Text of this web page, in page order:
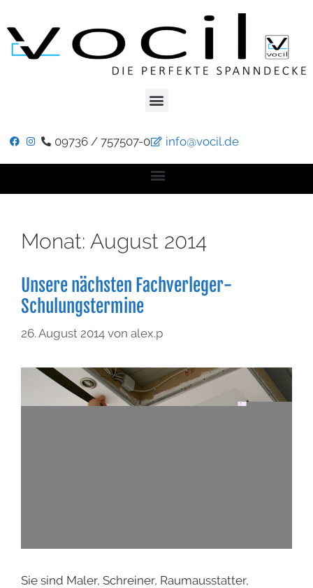
09736 / 757507-0 info@vocil.de
Monat: August 2014
Unsere nächsten Fachverleger-
Schulungstermine
26. August 2014 von alex.p
Sie sind Maler, Schreiner, Raumausstatter,